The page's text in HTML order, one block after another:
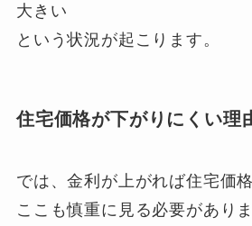
大きい
という状況が起こります。
住宅価格が下がりにくい理
では、金利が上がれば住宅価
ここも慎重に見る必要がありま